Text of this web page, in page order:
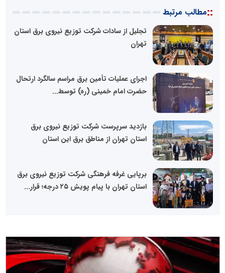
::مطالب مرتبط
تجلیل از سادات شرکت توزیع نیروی برق استان
تهران
اجرای عملیات تأمین برق مراسم سالگرد ارتحال
حضرت امام خمینی (ره) توسط...
بازدید سرپرست شرکت توزیع نیروی برق
استان تهران از مناطق برق این استان
برپایی غرفه فرهنگی شرکت توزیع نیروی برق
استان تهران با پیام پویش ۲۵ درجه؛ قرار...